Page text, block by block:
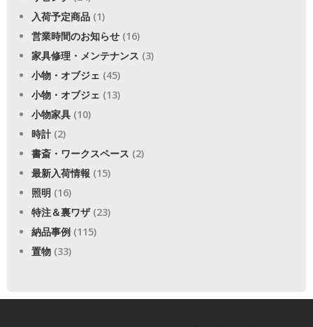
入荷予定商品 (1)
営業時間のお知らせ (16)
家具修理・メンテナンス (3)
小物・オブジェ (45)
小物・オブジェ (13)
小物家具 (10)
時計 (2)
書斎・ワークスペース (2)
最新入荷情報 (15)
照明 (16)
特注＆裏ワザ(23)
納品事例 (115)
置物 (33)